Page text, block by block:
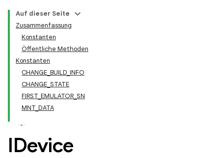
Auf dieser Seite
Zusammenfassung
Konstanten
Öffentliche Methoden
Konstanten
CHANGE_BUILD_INFO
CHANGE_STATE
FIRST_EMULATOR_SN
MNT_DATA
IDevice